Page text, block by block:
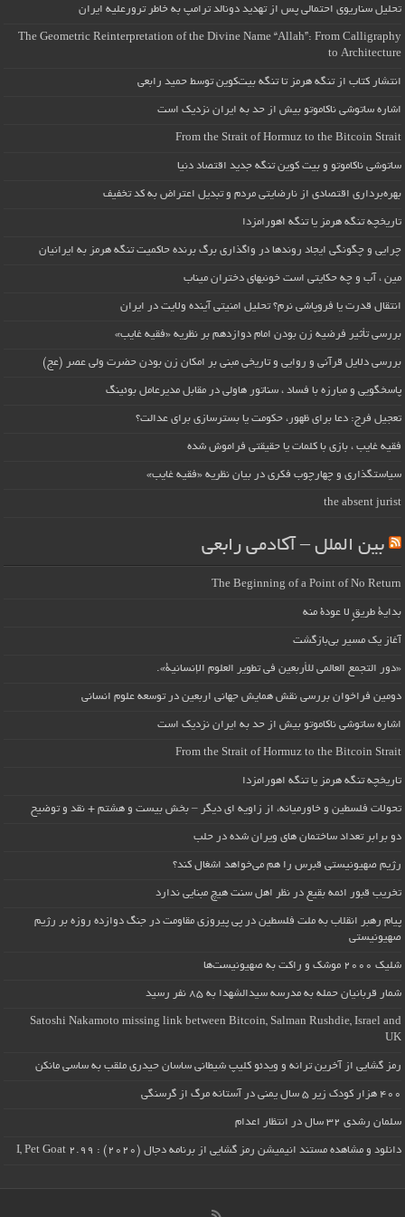
تحلیل سناریوی احتمالی پس از تهدید دونالد ترامپ به خاطر ترورعلیه ایران
The Geometric Reinterpretation of the Divine Name “Allah”: From Calligraphy
to Architecture
انتشار کتاب از تنگه هرمز تا تنگه بیت‌کوین توسط حمید رابعی
اشاره ساتوشی ناکاموتو بیش از حد به ایران نزدیک است
From the Strait of Hormuz to the Bitcoin Strait
ساتوشی ناکاموتو و بیت کوین تنگه جدید اقتصاد دنیا
بهره‌برداری اقتصادی از نارضایتی مردم و تبدیل اعتراض به کد تخفیف
تاریخچه تنگه هرمز یا تنگه اهورامزدا
چرایی و چگونگی ایجاد روندها در واگذاری برگ برنده حاکمیت تنگه هرمز به ایرانیان
مین ، آب و چه حکایتی است خونبهای دختران میناب
انتقال قدرت یا فروپاشی نرم؟ تحلیل امنیتی آینده ولایت در ایران
بررسی تأثیر فرضیه زن بودن امام دوازدهم بر نظریه «فقیه غایب»
بررسی دلایل قرآنی و روایی و تاریخی مبنی بر امکان زن بودن حضرت ولی عصر (عج)
پاسخگویی و مبارزه با فساد ، سناتور هاولی در مقابل مدیرعامل بوئینگ
تعجیل فرج: دعا برای ظهور، حکومت یا بسترسازی برای عدالت؟
فقیه غایب ، بازی با کلمات یا حقیقتی فراموش شده
سیاستگذاری و چهارچوب فکری در بیان نظریه «فقیه غایب»
the absent jurist
بین الملل – آکادمی رابعی
The Beginning of a Point of No Return
بداية طريقٍ لا عودة منه
آغاز یک مسیر بی‌بازگشت
«دور التجمع العالمي للأربعين في تطوير العلوم الإنسانية».
دومین فراخوان بررسی نقش همایش جهانی اربعین در توسعه علوم انسانی
اشاره ساتوشی ناکاموتو بیش از حد به ایران نزدیک است
From the Strait of Hormuz to the Bitcoin Strait
تاریخچه تنگه هرمز یا تنگه اهورامزدا
تحولات فلسطین و خاورمیانه، از زاویه ای دیگر – بخش بیست و هشتم + نقد و توضیح
دو برابر تعداد ساختمان های ویران شده در حلب
رژیم صهیونیستی قبرس را هم می‌خواهد اشغال کند؟
تخریب قبور ائمه بقیع در نظر اهل سنت هیچ مبنایی ندارد
پیام رهبر انقلاب به ملت فلسطین در پی پیروزی مقاومت در جنگ دوازده روزه بر رژیم
صهیونیستی
شلیک ۲۰۰۰ موشک و راکت به صهیونیست‌ها
شمار قربانیان حمله به مدرسه سیدالشهدا به ۸۵ نفر رسید
Satoshi Nakamoto missing link between Bitcoin, Salman Rushdie, Israel and
UK
رمز گشایی از آخرین ترانه و ویدئو کلیپ شیطانی ساسان حیدری ملقب به ساسی مانکن
۴۰۰ هزار کودک زیر ۵ سال یمنی در آستانه مرگ از گرسنگی
سلمان رشدی ۳۲ سال در انتظار اعدام
دانلود و مشاهده مستند انیمیشن رمز گشایی از برنامه دجال (۲۰۲۰) : I, Pet Goat 2.99